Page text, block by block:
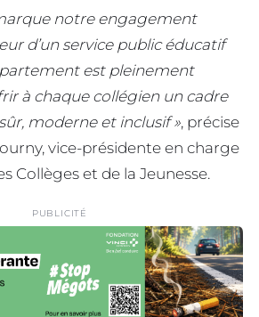
notre engagement
d’un service public éducatif
est pleinement
à chaque collégien un cadre
moderne et inclusif », précise
vice-présidente en charge
Collèges et de la Jeunesse.
PUBLICITÉ